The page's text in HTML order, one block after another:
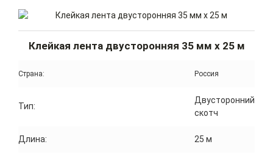
Клейкая лента двусторонняя 35 мм x 25 м
Страна: Россия
Тип:
Двусторонний
скотч
Длина: 25 м